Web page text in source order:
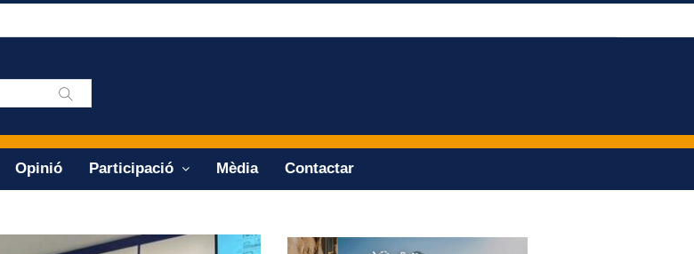
Opinió Participació Mèdia Contactar